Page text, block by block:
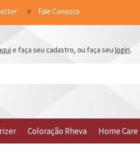
Fale Conosco
e faça seu cadastro, ou faça seu login.
Coloração Rheva Home Care